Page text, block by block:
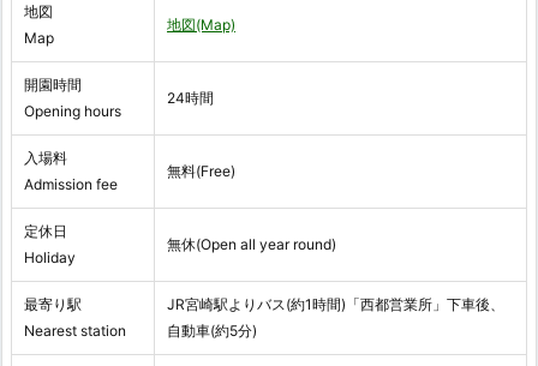
地図
Map
地図(Map)
開園時間
Opening hours
24時間
入場料
Admission fee
無料(Free)
定休日
Holiday
無休(Open all year round)
最寄り駅
Nearest station
JR宮崎駅よりバス(約1時間)「西都営業所」下車後、
自動車(約5分)